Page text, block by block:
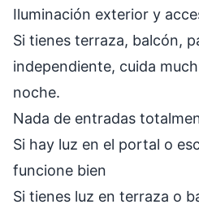
Iluminación exterior y
Si tienes terraza, balcón,
independiente, cuida
noche.
Nada de entradas
Si hay luz en el portal o
funcione bien
Si tienes luz en terraza o